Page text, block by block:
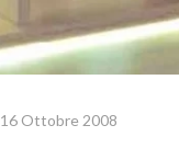
16 Ottobre 2008